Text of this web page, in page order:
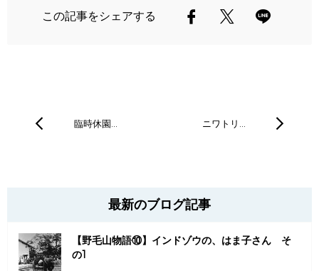
この記事をシェアする
臨時休園… ニワトリ…
最新のブログ記事
【野毛山物語⑩】インドゾウの、はま子さん そ
の1